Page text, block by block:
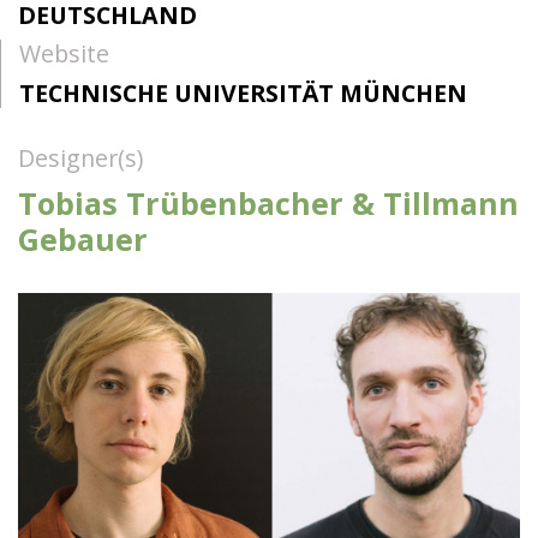
DEUTSCHLAND
Website
TECHNISCHE UNIVERSITÄT MÜNCHEN
Designer(s)
Tobias Trübenbacher & Tillmann
Gebauer